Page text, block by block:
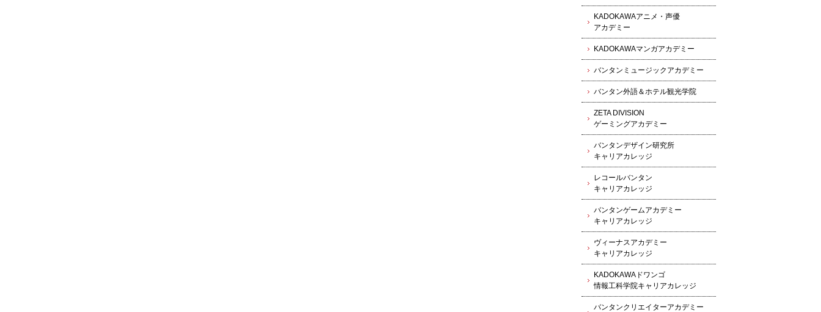
KADOKAWAアニメ・声優
アカデミー
KADOKAWAマンガアカデミー
バンタンミュージックアカデミー
バンタン外語＆ホテル観光学院
ZETA DIVISION
ゲーミングアカデミー
バンタンデザイン研究所
キャリアカレッジ
レコールバンタン
キャリアカレッジ
バンタンゲームアカデミー
キャリアカレッジ
ヴィーナスアカデミー
キャリアカレッジ
KADOKAWAドワンゴ
情報工科学院キャリアカレッジ
バンタンクリエイターアカデミー